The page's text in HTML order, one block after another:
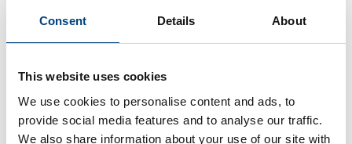
Consent Details About
This website uses cookies
We use cookies to personalise content and ads, to
provide social media features and to analyse our traffic.
We also share information about your use of our site with
4
Automatisointi ja optimointi:
Automatisoi toistuvat tehtävät ja optimoi
prosessit säästääksesi resursseja ja
keskittyäksesi strategisiin aloitteisiin.